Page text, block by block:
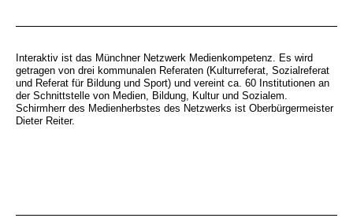
Interaktiv ist das Münchner Netzwerk Medienkompetenz. Es wird
getragen von drei kommunalen Referaten (Kulturreferat, Sozialreferat
und Referat für Bildung und Sport) und vereint ca. 60 Institutionen an
der Schnittstelle von Medien, Bildung, Kultur und Sozialem.
Schirmherr des Medienherbstes des Netzwerks ist Oberbürgermeister
Dieter Reiter.